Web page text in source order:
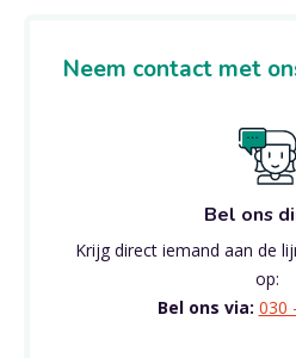
Neem contact met
Bel ons
Krijg direct iemand aan de
op:
Bel ons via: 030